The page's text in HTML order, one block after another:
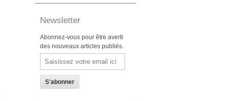
Newsletter
Abonnez-vous pour être averti
des nouveaux articles publiés.
Email